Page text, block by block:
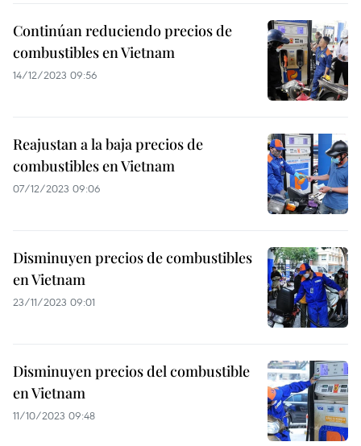
Continúan reduciendo precios de
combustibles en Vietnam
14/12/2023 09:56
Reajustan a la baja precios de
combustibles en Vietnam
07/12/2023 09:06
Disminuyen precios de combustibles
en Vietnam
23/11/2023 09:01
Disminuyen precios del combustible
en Vietnam
11/10/2023 09:48